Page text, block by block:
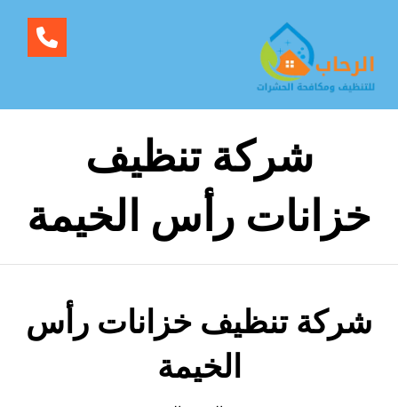
شركة تنظيف
خزانات رأس الخيمة
شركة تنظيف خزانات رأس
الخيمة